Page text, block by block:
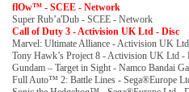
flOw™ - SCEE - Network
Super Rub’a'Dub - SCEE - Network
Call of Duty 3 - Activision UK Ltd - Disc
Marvel: Ultimate Alliance - Activision UK
Tony Hawk’s Project 8 - Activision UK Ltd -
Gundam – Target in Sight - Namco Bandai
Full Auto™ 2: Battle Lines - Sega®Europe